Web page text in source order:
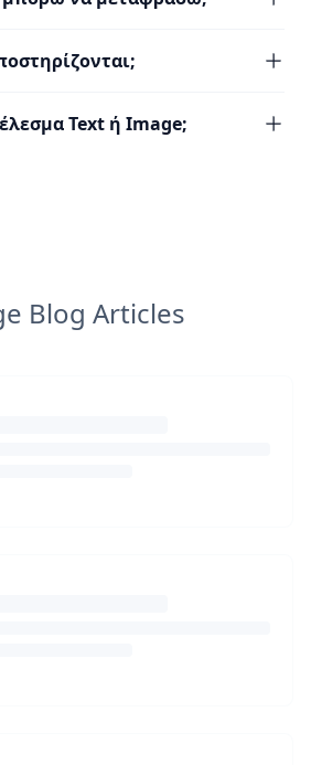
Text ή Image;
Blog Articles